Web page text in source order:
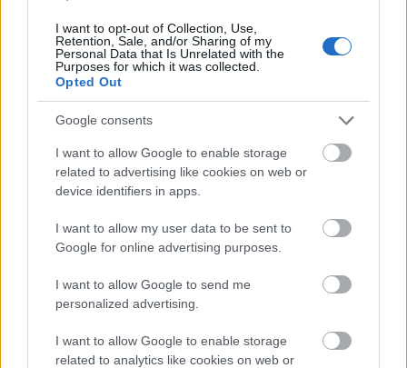
I want to opt-out of Collection, Use,
Retention, Sale, and/or Sharing of my
Personal Data that Is Unrelated with the
Purposes for which it was collected.
Opted Out
Google consents
I want to allow Google to enable storage
related to advertising like cookies on web or
device identifiers in apps.
I want to allow my user data to be sent to
Google for online advertising purposes.
I want to allow Google to send me
personalized advertising.
I want to allow Google to enable storage
related to analytics like cookies on web or
Hódmezővásárhely jó hírű református
iskoláját
Látványos építési szakasz indult be a
Paks II.: Mit jelent az 5. blokk új
mérföldköve a felülvizsgálat